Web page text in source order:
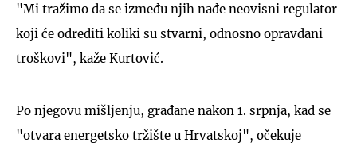
"Mi tražimo da se između njih nađe neovisni regulator
koji će odrediti koliki su stvarni, odnosno opravdani
troškovi", kaže Kurtović.
Po njegovu mišljenju, građane nakon 1. srpnja, kad se
"otvara energetsko tržište u Hrvatskoj", očekuje